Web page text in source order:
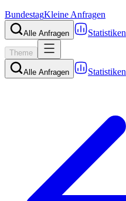
BundestagKleine Anfragen
Alle Anfragen Statistiken
Theme
Alle Anfragen Statistiken